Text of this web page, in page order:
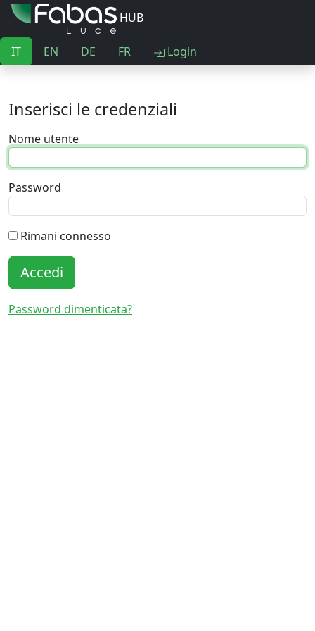
HUB
IT EN DE FR Login
Inserisci le credenziali
Nome utente
Password
Rimani connesso
Accedi
Password dimenticata?